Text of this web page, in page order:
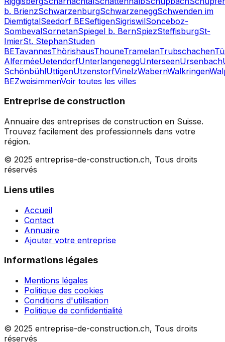
b. BrienzSchwarzenburgSchwarzeneggSchwenden im
DiemtigtalSeedorf BESeftigenSigriswilSonceboz-
SombevalSornetanSpiegel b. BernSpiezSteffisburgSt-
ImierSt. StephanStuden
BETavannesThörishausThouneTramelanTrubschachen
AlferméeUetendorfUnterlangeneggUnterseenUrsenbach
SchönbühlUttigenUtzenstorfVinelzWabernWalkringen
BEZweisimmenVoir toutes les villes
Entreprise de construction
Annuaire des entreprises de construction en Suisse.
Trouvez facilement des professionnels dans votre
région.
© 2025 entreprise-de-construction.ch, Tous droits
réservés
Liens utiles
Accueil
Contact
Annuaire
Ajouter votre entreprise
Informations légales
Mentions légales
Politique des cookies
Conditions d'utilisation
Politique de confidentialité
© 2025 entreprise-de-construction.ch, Tous droits
réservés